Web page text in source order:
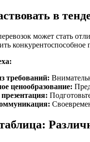
в
может стать
конкурентоспособное
требований:
ценообразование: